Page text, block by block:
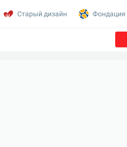
Старый дизайн Фондация